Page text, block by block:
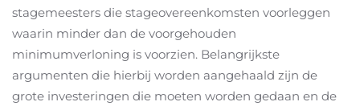
stagemeesters die stageovereenkomsten voorleggen
waarin minder dan de voorgehouden
minimumverloning is voorzien. Belangrijkste
argumenten die hierbij worden aangehaald zijn de
grote investeringen die moeten worden gedaan en de